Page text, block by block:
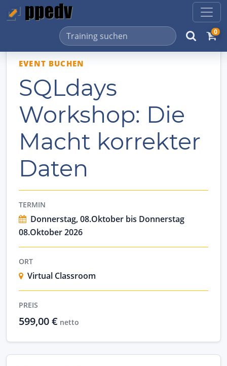
0
EVENT BUCHEN
SQLdays
Workshop: Die
Macht korrekter
Daten
TERMIN
Donnerstag, 08.Oktober bis Donnerstag
08.Oktober 2026
ORT
Virtual Classroom
PREIS
599,00 € netto